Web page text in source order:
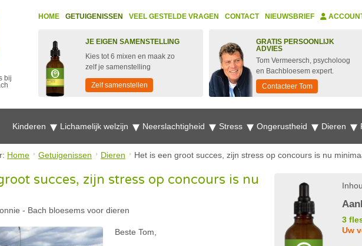
bij
HOME GETUIGENISSEN VEEL GESTELDE VRAGEN CONTACT NIEUWSBRIEF
JE EIGEN SAMENSTELLING
Kies tot 6 mixen en maak zo
zelf je samenstelling
Zelf samenstellen
GRATIS PERSOONLIJK
ADVIES
Tom Vermeersch, psycholoog
en Bachbloesem expert.
Contacteer Tom
Kinderen Lichamelijk welzijn Neerslachtigheid Stress Ongerustheid Dieren
Home Getuigenissen Dieren Het is een groot succes, zijn stress op concours is nu
succes, zijn stress op concours is nu
- Bach bloesems voor dieren
Beste Tom,
3
Uw